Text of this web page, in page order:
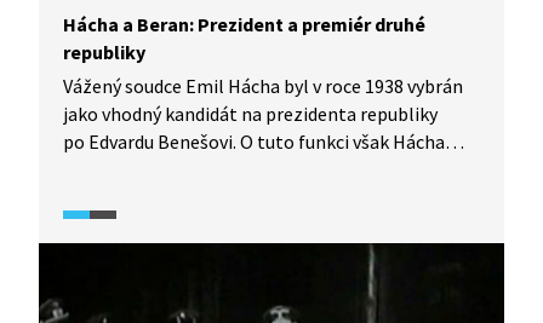
Hácha a Beran: Prezident a premiér druhé
republiky
Vážený soudce Emil Hácha byl v roce 1938 vybrán
jako vhodný kandidát na prezidenta republiky
po Edvardu Benešovi. O tuto funkci však Hácha
Beran se do premiérského úřadu také příliš
nehrnul. Premiérem byl pouhé tři měsíce, za druhé
světové války byl vězněn gestapem a po skončení
války byl znovu odsouzen, tentokrát